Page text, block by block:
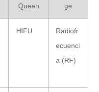
Queen
ge
HIFU
Radiofr
ecuenci
a (RF)